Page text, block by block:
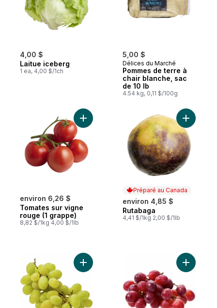
4,00 $
Laitue iceberg
1 ea, 4,00 $/1ch
5,00 $
Délices du Marché
Pommes de terre à
chair blanche, sac
de 10 lb
4.54 kg, 0,11 $/100g
environ 6,26 $
Tomates sur vigne
rouge (1 grappe)
8,82 $/1kg 4,00 $/1lb
Ajouter Tomates sur vigne rouge (1
Préparé au Canada
environ 4,85 $
Préparé au Canada
Rutabaga
4,41 $/1kg 2,00 $/1lb
Ajouter
Ajouter Raisins verts sans pépins auAjouter